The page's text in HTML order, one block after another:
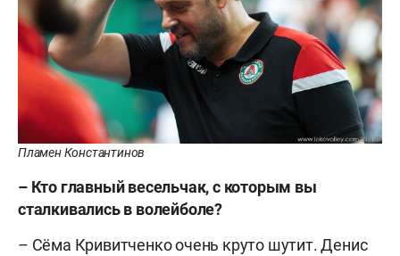
Пламен Константинов
– Кто главный весельчак, с которым вы
сталкивались в волейболе?
– Сёма Кривитченко очень круто шутит. Денис